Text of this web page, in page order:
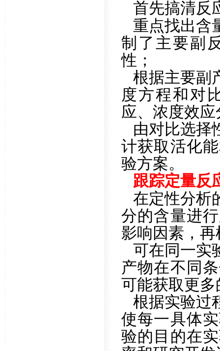
首先搞清反
重点找出含
制了主要副
性；
根据主要副
度方程和对
应、浓度效
由对比选择
计获取活化
验方案。
跟踪定量反
在定性分析
分的含量进
影响因素，
可在同一实
产物在不同
可能获取更
根据实验过
使每一具体
验的目的在